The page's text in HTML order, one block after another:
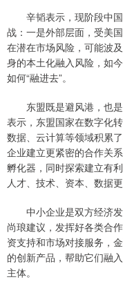
辛韬表示，现阶段中国
战：一是外部层面，受美
在潜在市场风险，可能波
身的本土化融入风险，如
如何“融进去”。
东盟既是避风港，也是
表示，东盟国家在数字化
数据、云计算等领域积累
企业建立更紧密的合作关
孵化器，同时探索建立有
人才、技术、资本、数据更
中小企业是双方经济发
尚琅建议，发挥好各类合
资支持和市场对接服务，
的创新产品，帮助它们融
主体。